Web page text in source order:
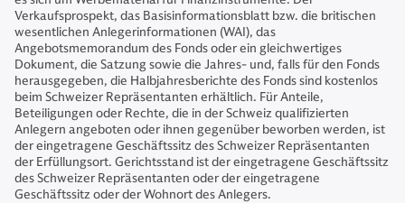
Verkaufsprospekt, das Basisinformationsblatt bzw. die britischen
wesentlichen Anlegerinformationen (WAI), das
Angebotsmemorandum des Fonds oder ein gleichwertiges
Dokument, die Satzung sowie die Jahres- und, falls für den Fonds
herausgegeben, die Halbjahresberichte des Fonds sind kostenlos
beim Schweizer Repräsentanten erhältlich. Für Anteile,
Beteiligungen oder Rechte, die in der Schweiz qualifizierten
Anlegern angeboten oder ihnen gegenüber beworben werden, ist
der eingetragene Geschäftssitz des Schweizer Repräsentanten
der Erfüllungsort. Gerichtsstand ist der eingetragene Geschäftssitz
des Schweizer Repräsentanten oder der eingetragene
Geschäftssitz oder der Wohnort des Anlegers.